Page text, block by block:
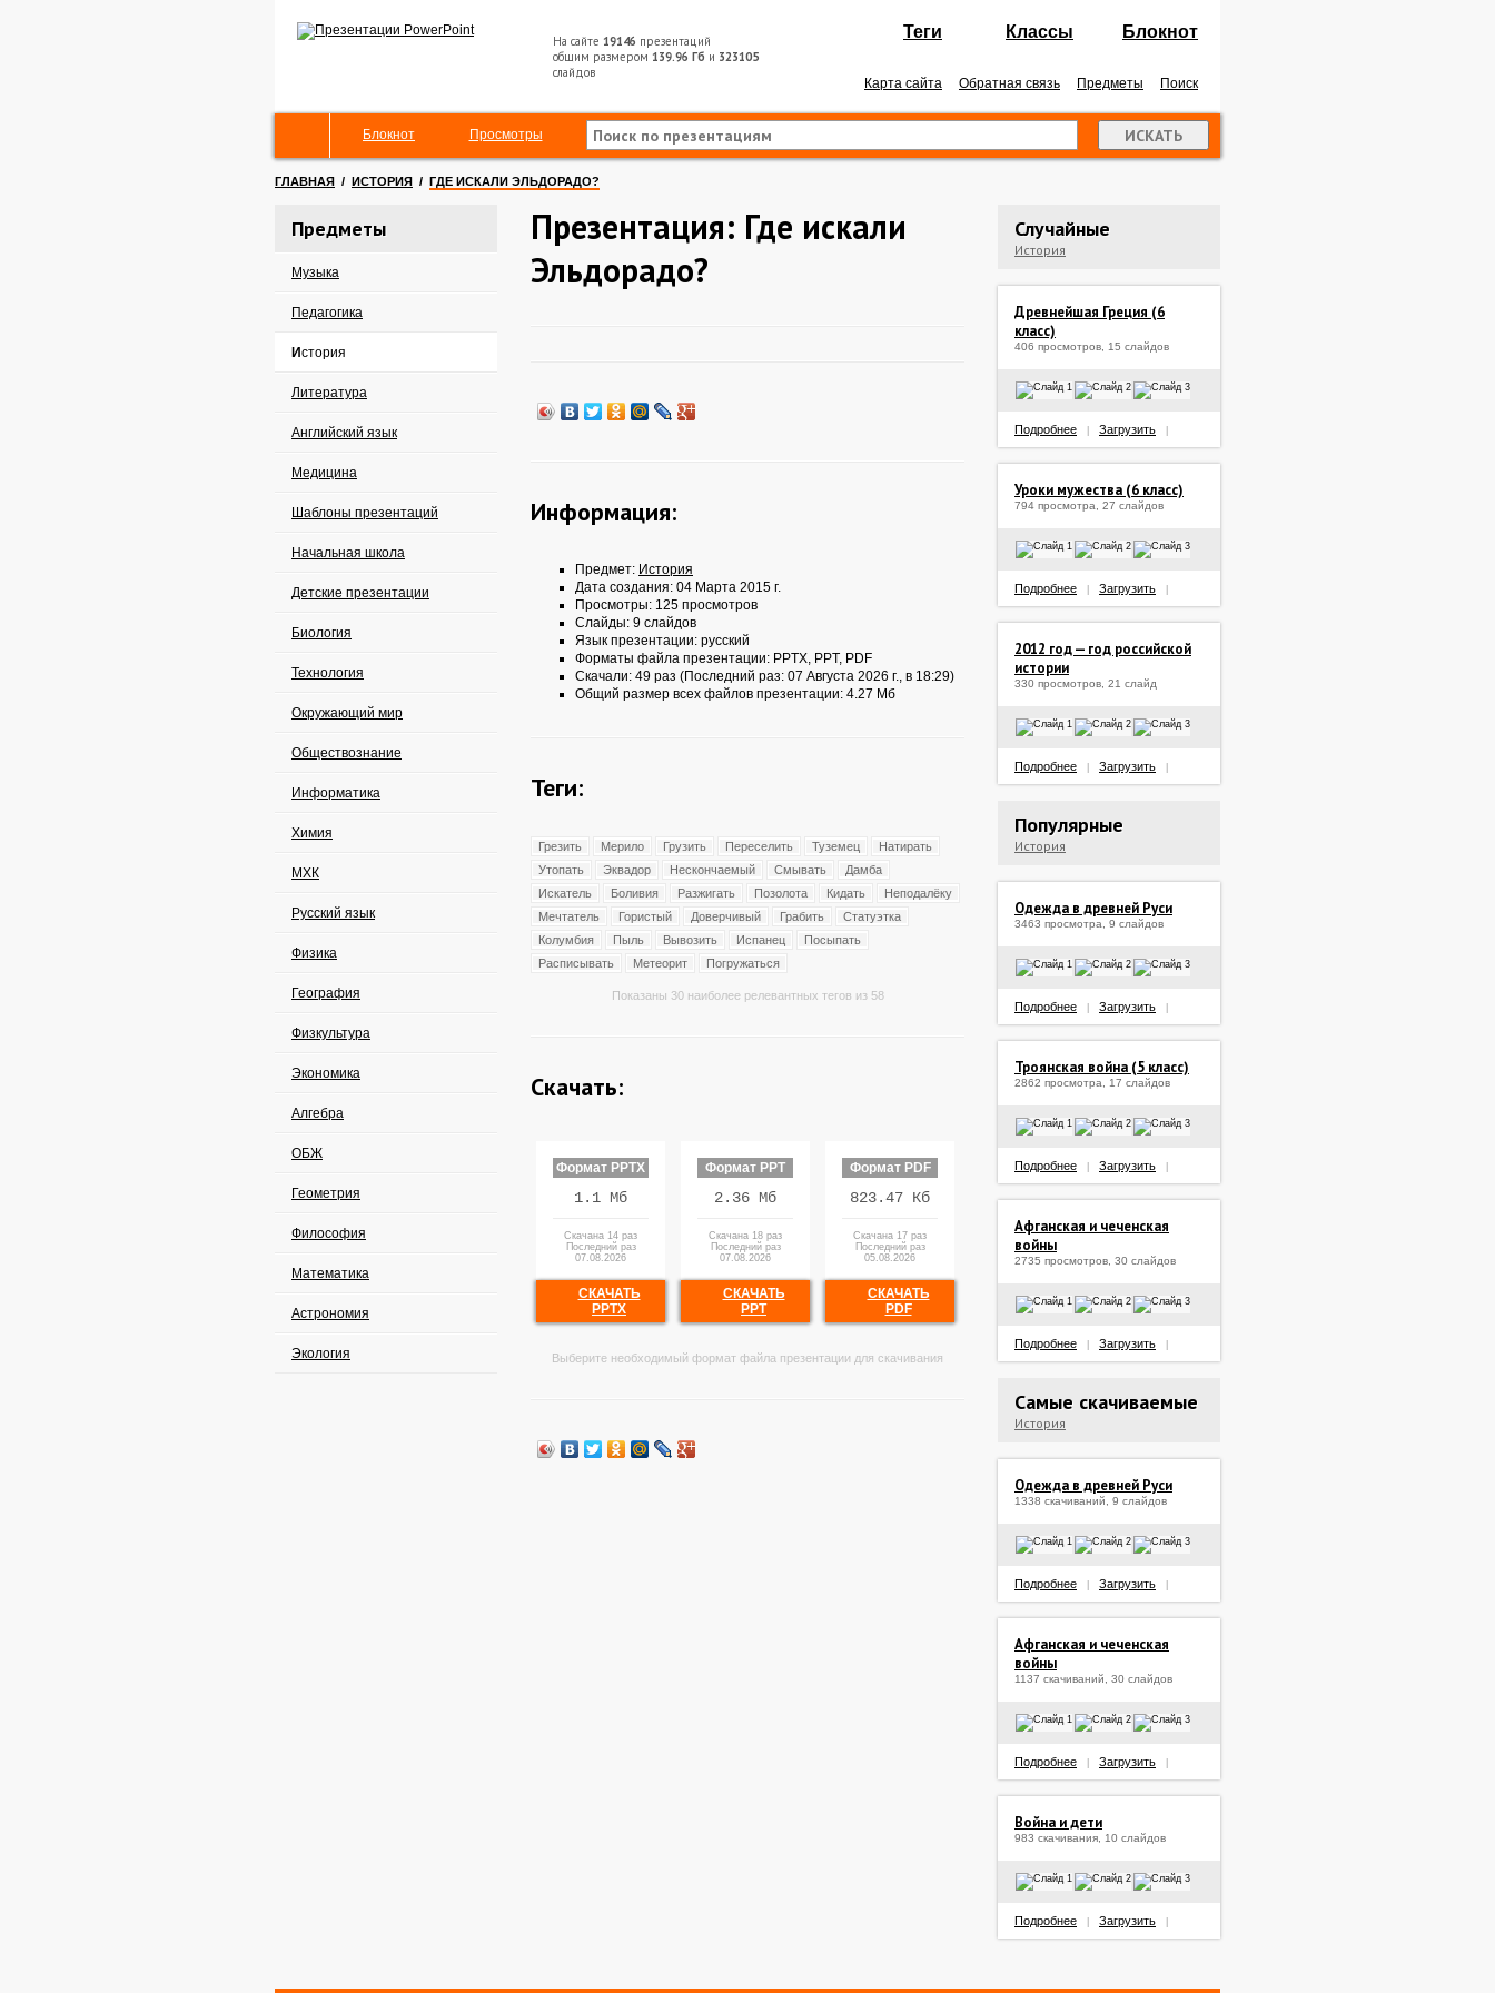
На сайте 19146 презентаций
общим размером 139.96 Гб и 323105
слайдов
Теги Классы Блокнот
Карта сайта Обратная связь Предметы Поиск
Блокнот Просмотры
ГЛАВНАЯ / ИСТОРИЯ / ГДЕ ИСКАЛИ ЭЛЬДОРАДО?
Предметы
Музыка
Педагогика
История
Литература
Английский язык
Медицина
Шаблоны презентаций
Начальная школа
Детские презентации
Биология
Технология
Окружающий мир
Обществознание
Информатика
Химия
МХК
Русский язык
Физика
География
Физкультура
Экономика
Алгебра
ОБЖ
Геометрия
Философия
Математика
Астрономия
Экология
Презентация: Где искали
Эльдорадо?
Информация:
Предмет: История
Дата создания: 04 Марта 2015 г.
Просмотры: 125 просмотров
Слайды: 9 слайдов
Язык презентации: русский
Форматы файла презентации: PPTX, PPT, PDF
Скачали: 49 раз (Последний раз: 07 Августа 2026 г., в 18:29)
Общий размер всех файлов презентации: 4.27 Мб
Теги:
Грезить Мерило Грузить Переселить Туземец
Натирать
Утопать
Эквадор Нескончаемый Смывать
Дамба
Искатель
Боливия Разжигать Позолота Кидать
Неподалёку
Мечтатель
Гористый Доверчивый Грабить
Статуэтка
Колумбия
Пыль Вывозить Испанец
Посыпать
Расписывать
Метеорит Погружаться
Показаны 30 наиболее релевантных тегов из 58
Скачать:
Формат PPTX
1.1 Мб
Скачана 14 раз
Последний раз
07.08.2026
СКАЧАТЬ
PPTX
Формат PPT
2.36 Мб
Скачана 18 раз
Последний раз
07.08.2026
СКАЧАТЬ
PPT
Формат PDF
823.47 Кб
Скачана 17 раз
Последний раз
05.08.2026
СКАЧАТЬ
PDF
Выберите необходимый формат файла презентации для скачивания
Случайные
История
Древнейшая Греция (6
класс)
406 просмотров, 15 слайдов
Подробнее Загрузить
Уроки мужества (6 класс)
794 просмотра, 27 слайдов
Подробнее Загрузить
2012 год — год российской
истории
330 просмотров, 21 слайд
Подробнее Загрузить
Популярные
История
Одежда в древней Руси
3463 просмотра, 9 слайдов
Подробнее Загрузить
Троянская война (5 класс)
2862 просмотра, 17 слайдов
Подробнее Загрузить
Афганская и чеченская
войны
2735 просмотров, 30 слайдов
Подробнее Загрузить
Самые скачиваемые
История
Одежда в древней Руси
1338 скачиваний, 9 слайдов
Подробнее Загрузить
Афганская и чеченская
войны
1137 скачиваний, 30 слайдов
Подробнее Загрузить
Война и дети
983 скачивания, 10 слайдов
Подробнее Загрузить